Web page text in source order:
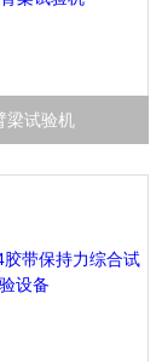
梁试验机